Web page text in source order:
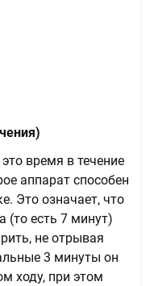
время в течение
аппарат способен
Это означает, что
(то есть 7 минут)
не отрывая
3 минуты он
ходу, при этом